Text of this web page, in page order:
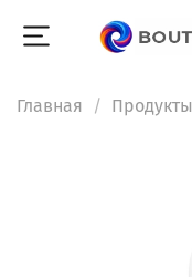
Главная Продукты